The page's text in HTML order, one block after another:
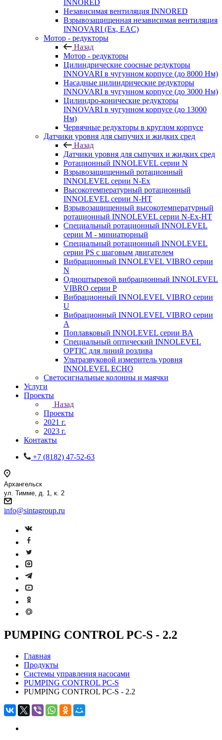
INNORED
Независимая вентиляция INNORED
Взрывозащищенная независимая вентиляция
INNOVARI (Ex, EAC)
Мотор - редукторы
Назад
Мотор - редукторы
Цилиндрические соосные редукторы
INNOVARI в чугунном корпусе (до 8000 Нм)
Насадные цилиндрические редукторы
INNOVARI в чугунном корпусе (до 3000 Нм)
Цилиндро-конические редукторы
INNOVARI в чугунном корпусе (до 13000
Нм)
Червячные редукторы в круглом корпусе
Датчики уровня для сыпучих и жидких сред
Назад
Датчики уровня для сыпучих и жидких сред
Ротационный INNOLEVEL серии N
Взрывозащищенный ротационный
INNOLEVEL серии N-Ex
Высокотемпературный ротационный
INNOLEVEL серии N-HT
Взрывозащищенный высокотемпературный
ротационный INNOLEVEL серии N-Ex-HT
Специальный ротационный INNOLEVEL
серии M - миниатюрный
Специальный ротационный INNOLEVEL
серии PS с шаговым двигателем
Вибрационный INNOLEVEL VIBRO серии
N
Одноштыревой вибрационный INNOLEVEL
VIBRO серии P
Вибрационный INNOLEVEL VIBRO серии
U
Вибрационный INNOLEVEL VIBRO серии
A
Поплавковый INNOLEVEL серии BA
Специальный оптический INNOLEVEL
OPTIC для линий розлива
Ультразвуковой измеритель уровня
INNOLEVEL ECHO
Светосигнальные колонны и маячки
Услуги
Проекты
Назад
Проекты
2021 г.
2023 г.
Контакты
+7 (8182) 47-52-63
Архангельск
ул. Тимме, д. 1, к. 2
info@sintagroup.ru
PUMPING CONTROL PC-S - 2.2
Главная
Продукты
Системы управления насосами
PUMPING CONTROL PC-S
PUMPING CONTROL PC-S - 2.2